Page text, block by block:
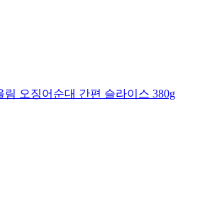
림 오징어순대 간편 슬라이스 380g